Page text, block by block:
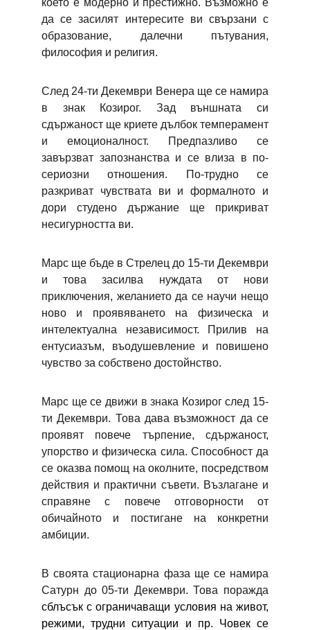
което е модерно и престижно. Възможно е
да се засилят интересите ви свързани с
образование, далечни пътувания,
философия и религия.
След 24-ти Декември Венера ще се намира
в знак Козирог. Зад външната си
сдържаност ще криете дълбок темперамент
и емоционалност. Предпазливо се
завързват запознанства и се влиза в по-
сериозни отношения. По-трудно се
разкриват чувствата ви и формалното и
дори студено държание ще прикриват
несигурността ви.
Марс ще бъде в Стрелец до 15-ти Декември
и това засилва нуждата от нови
приключения, желанието да се научи нещо
ново и проявяването на физическа и
интелектуална независимост. Прилив на
ентусиазъм, въодушевление и повишено
чувство за собствено достойнство.
Марс ще се движи в знака Козирог след 15-
ти Декември. Това дава възможност да се
проявят повече търпение, сдържаност,
упорство и физическа сила. Способност да
се оказва помощ на околните, посредством
действия и практични съвети. Възлагане и
справяне с повече отговорности от
обичайното и постигане на конкретни
амбиции.
В своята стационарна фаза ще се намира
Сатурн до 05-ти Декември. Това поражда
сблъсък с ограничаващи условия на живот,
режими, трудни ситуации и пр. Човек се